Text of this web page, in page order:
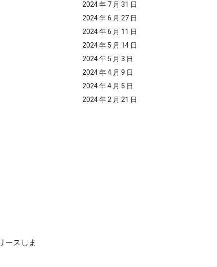
2024 年 7 月 31 日
2024 年 6 月 27 日
2024 年 6 月 11 日
2024 年 5 月 14 日
2024 年 5 月 3 日
2024 年 4 月 9 日
2024 年 4 月 5 日
2024 年 2 月 21 日
ースしま